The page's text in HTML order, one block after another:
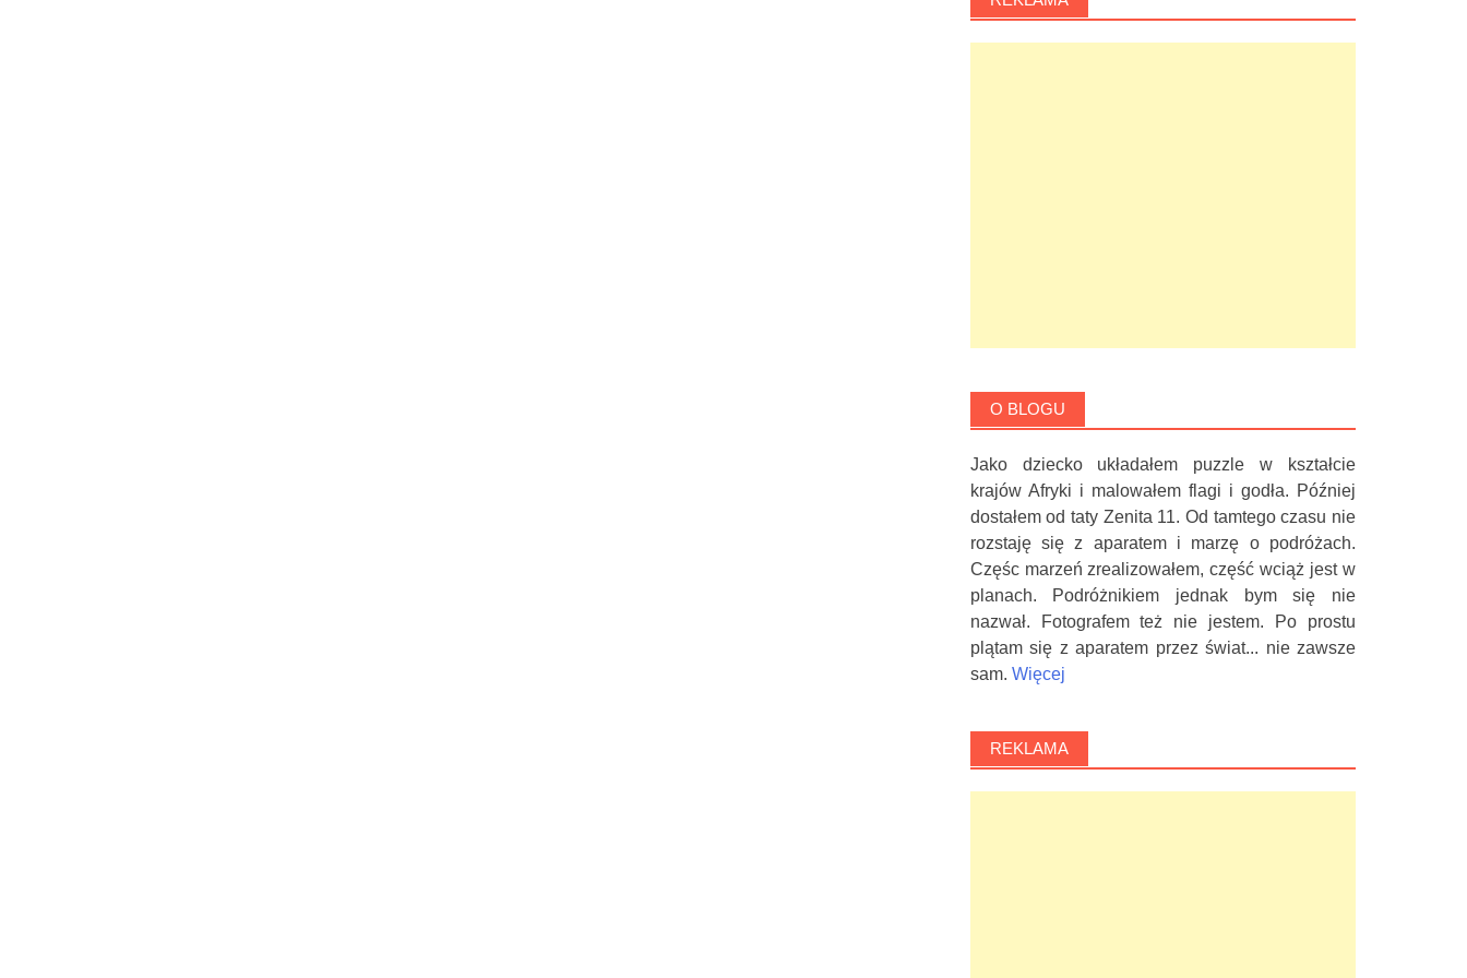
O BLOGU
Jako dziecko układałem puzzle w kształcie
krajów Afryki i malowałem flagi i godła. Później
dostałem od taty Zenita 11. Od tamtego czasu nie
rozstaję się z aparatem i marzę o podróżach.
Częśc marzeń zrealizowałem, część wciąż jest w
planach. Podróżnikiem jednak bym się nie
nazwał. Fotografem też nie jestem. Po prostu
plątam się z aparatem przez świat... nie zawsze
sam. Więcej
REKLAMA